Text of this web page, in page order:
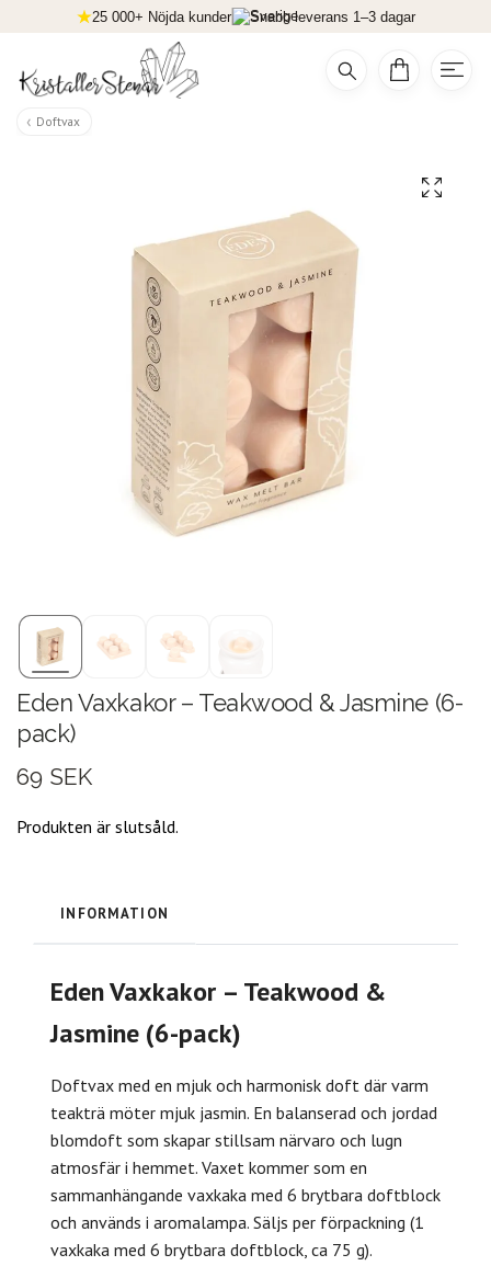
25 000+ Nöjda kunder Snabb leverans 1–3 dagar
Doftvax
Eden Vaxkakor – Teakwood & Jasmine (6-
pack)
69 SEK
Produkten är slutsåld.
INFORMATION
Eden Vaxkakor – Teakwood &
Jasmine (6-pack)
Doftvax med en mjuk och harmonisk doft där varm
teakträ möter mjuk jasmin. En balanserad och jordad
blomdoft som skapar stillsam närvaro och lugn
atmosfär i hemmet. Vaxet kommer som en
sammanhängande vaxkaka med 6 brytbara doftblock
och används i aromalampa. Säljs per förpackning (1
vaxkaka med 6 brytbara doftblock, ca 75 g).